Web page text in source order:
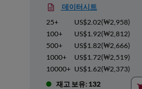
데이터시트
25+
US$2.02(₩2,958)
100+
US$1.92(₩2,812)
500+
US$1.82(₩2,666)
1000+
US$1.72(₩2,519)
10000+ US$1.62(₩2,373)
재고 보유: 132